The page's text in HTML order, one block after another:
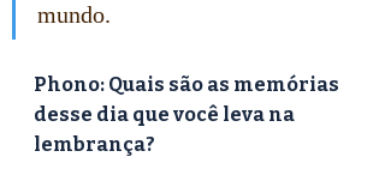
mundo.
Phono: Quais são as memórias
desse dia que você leva na
lembrança?